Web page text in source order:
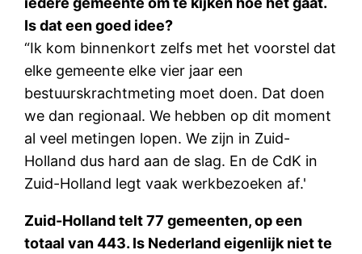
Is dat een goed idee?
“Ik kom binnenkort zelfs met het voorstel dat
elke gemeente elke vier jaar een
bestuurskrachtmeting moet doen. Dat doen
we dan regionaal. We hebben op dit moment
al veel metingen lopen. We zijn in Zuid-
Holland dus hard aan de slag. En de CdK in
Zuid-Holland legt vaak werkbezoeken af.'
Zuid-Holland telt 77 gemeenten, op een
totaal van 443. Is Nederland eigenlijk niet te